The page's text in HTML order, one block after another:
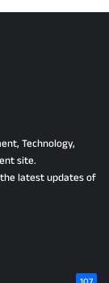
Technology,
site.
latest updates of